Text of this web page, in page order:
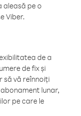
pe o
Viber.
de a
de fix și
să vă reînnoiți
lunar,
pe care le